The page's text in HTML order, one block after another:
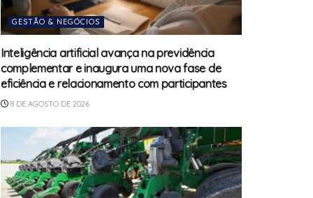
GESTÃO & NEGÓCIOS
Inteligência artificial avança na previdência
complementar e inaugura uma nova fase de
eficiência e relacionamento com participantes
8 DE AGOSTO DE 2026